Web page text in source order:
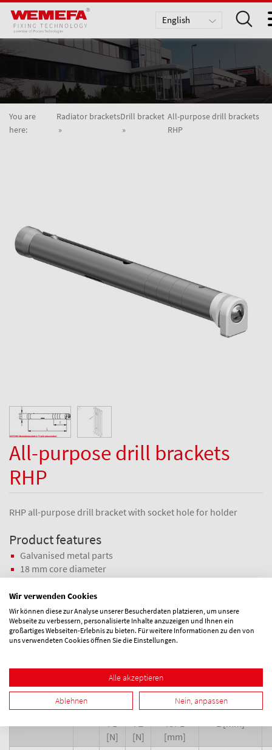
You are
here:
Radiator bracketsDrill bracket All-purpose drill brackets
RHP
All-purpose drill brackets
RHP
RHP all-purpose drill bracket with socket hole for holder
Product features
Galvanised metal parts
18 mm core diameter
Accessories
Clamping mount and holder
Measurements and details
load
F1
[N]
load
F2
[N]
F1+F2
measured
for L
[mm]
Measurement
L [mm]
English
Nederlands
Wir verwenden Cookies
Wir können diese zur Analyse unserer Besucherdaten platzieren, um unsere
Webseite zu verbessern, personalisierte Inhalte anzuzeigen und Ihnen ein
großartiges Webseiten-Erlebnis zu bieten. Für weitere Informationen zu den von
uns verwendeten Cookies öffnen Sie die Einstellungen.
Alle akzeptieren
Ablehnen Nein, anpassen